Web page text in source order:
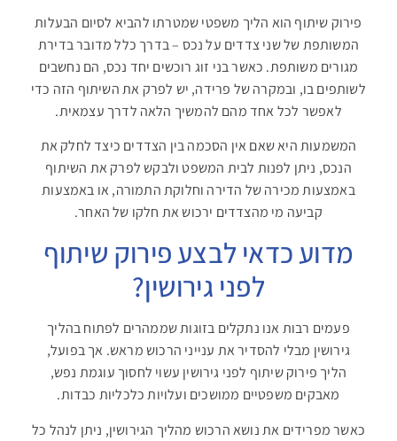
פירוק שיתוף הוא הליך משפטי שמטרתו להביא לסיום הבעלות
המשותפת של שני צדדים על נכס – בדרך כלל מדובר בדירת
מגורים משותפת. כאשר בני זוג רוכשים יחד נכס, הם נחשבים
לשותפים בו, ובמקרה של פרידה, יש לפרק את השיתוף הזה כדי
לאפשר לכל אחד מהם להמשיך הלאה לדרך עצמאית.
המשמעות היא שאם אין הסכמה בין הצדדים כיצד לחלק את
הנכס, ניתן לפנות לבית המשפט ולבקש לפרק את השיתוף
באמצעות מכירה של הדירה וחלוקת התמורה, או באמצעות
קביעה מי מהצדדים ירכוש את חלקו של האחר.
מדוע כדאי לבצע פירוק שיתוף
לפני גירושין?
פעמים רבות אנו נתקלים בזוגות שממהרים לפתוח בהליך
גירושין מבלי להסדיר את ענייני הרכוש מראש. אך בפועל,
הליך פירוק שיתוף לפני גירושין עשוי לחסוך עוגמת נפש,
מאבקים משפטיים ממושכים ועלויות כלכליות כבדות.
כאשר מפרידים את נושא הרכוש מהליך הגירושין, ניתן לנהל כל